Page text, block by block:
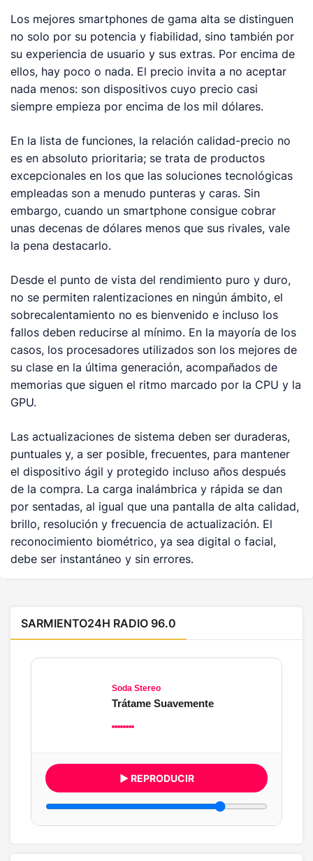
Los mejores smartphones de gama alta se distinguen
no solo por su potencia y fiabilidad, sino también por
su experiencia de usuario y sus extras. Por encima de
ellos, hay poco o nada. El precio invita a no aceptar
nada menos: son dispositivos cuyo precio casi
siempre empieza por encima de los mil dólares.
En la lista de funciones, la relación calidad-precio no
es en absoluto prioritaria; se trata de productos
excepcionales en los que las soluciones tecnológicas
empleadas son a menudo punteras y caras. Sin
embargo, cuando un smartphone consigue cobrar
unas decenas de dólares menos que sus rivales, vale
la pena destacarlo.
Desde el punto de vista del rendimiento puro y duro,
no se permiten ralentizaciones en ningún ámbito, el
sobrecalentamiento no es bienvenido e incluso los
fallos deben reducirse al mínimo. En la mayoría de los
casos, los procesadores utilizados son los mejores de
su clase en la última generación, acompañados de
memorias que siguen el ritmo marcado por la CPU y la
GPU.
Las actualizaciones de sistema deben ser duraderas,
puntuales y, a ser posible, frecuentes, para mantener
el dispositivo ágil y protegido incluso años después
de la compra. La carga inalámbrica y rápida se dan
por sentadas, al igual que una pantalla de alta calidad,
brillo, resolución y frecuencia de actualización. El
reconocimiento biométrico, ya sea digital o facial,
debe ser instantáneo y sin errores.
SARMIENTO24H RADIO 96.0
Soda Stereo
Trátame Suavemente
▶ REPRODUCIR